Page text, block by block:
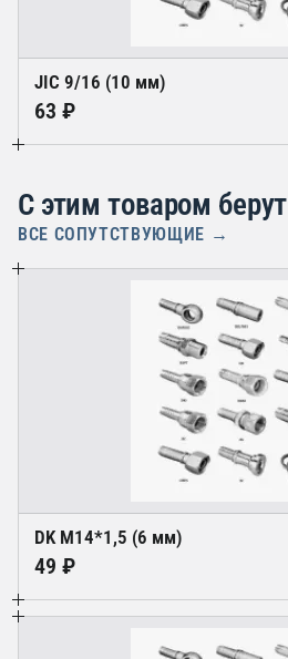
JIC 9/16 (10 мм)
63 ₽
С этим товаром берут
ВСЕ СОПУТСТВУЮЩИЕ →
DK М14*1,5 (6 мм)
49 ₽